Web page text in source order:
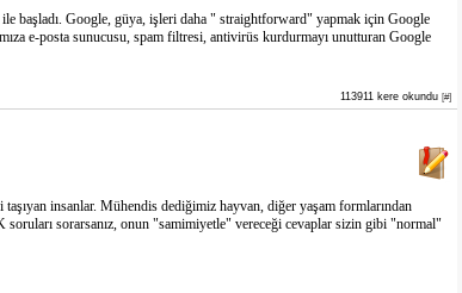
başladı. Google, güya, işleri daha " straightforward" yapmak için Google
e-posta sunucusu, spam filtresi, antivirüs kurdurmayı unutturan Google
113911 kere okundu [#]
insanlar. Mühendis dediğimiz hayvan, diğer yaşam formlarından
sorarsanız, onun "samimiyetle" vereceği cevaplar sizin gibi "normal"